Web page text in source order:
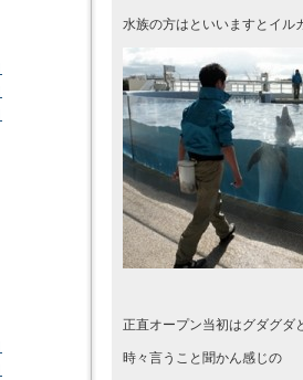
水族の方はといいますとイル
正直オープン当初はグダグダ
時々言うこと聞かん感じの